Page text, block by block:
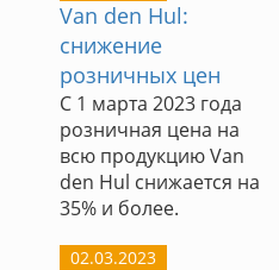
Van den Hul:
снижение
розничных цен
С 1 марта 2023 года
розничная цена на
всю продукцию Van
den Hul снижается на
35% и более.
02.03.2023